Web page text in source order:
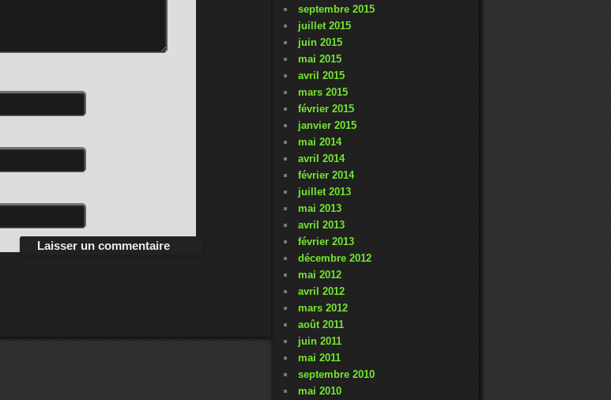
septembre 2015
juillet 2015
juin 2015
mai 2015
avril 2015
mars 2015
février 2015
janvier 2015
mai 2014
avril 2014
février 2014
juillet 2013
mai 2013
avril 2013
février 2013
décembre 2012
mai 2012
avril 2012
mars 2012
août 2011
juin 2011
mai 2011
septembre 2010
mai 2010